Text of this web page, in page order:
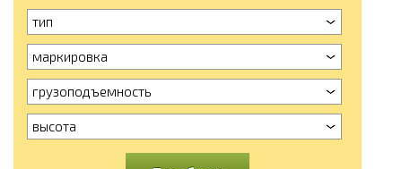
тип
маркировка
грузоподъемность
высота